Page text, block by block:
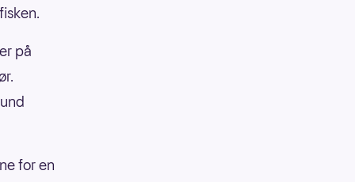
på
for en